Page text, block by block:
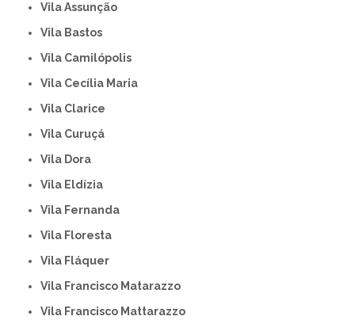
Vila Assunção
Vila Bastos
Vila Camilópolis
Vila Cecília Maria
Vila Clarice
Vila Curuçá
Vila Dora
Vila Eldízia
Vila Fernanda
Vila Floresta
Vila Fláquer
Vila Francisco Matarazzo
Vila Francisco Mattarazzo